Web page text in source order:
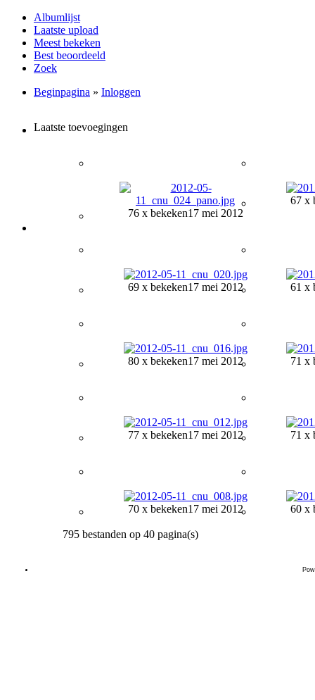
Albumlijst
Laatste upload
Meest bekeken
Best beoordeeld
Zoek
Beginpagina » Inloggen
Laatste toevoegingen
76 x bekeken17 mei 2012
67 x
69 x bekeken17 mei 2012 61 x
80 x bekeken17 mei 2012 71 x
77 x bekeken17 mei 2012 71 x
70 x bekeken17 mei 2012 60 x
795 bestanden op 40 pagina(s)